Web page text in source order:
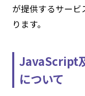
が提供するサー
ります。
JavaScript
について